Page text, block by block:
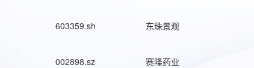
603359.sh 东珠景观
002898.sz 赛隆药业